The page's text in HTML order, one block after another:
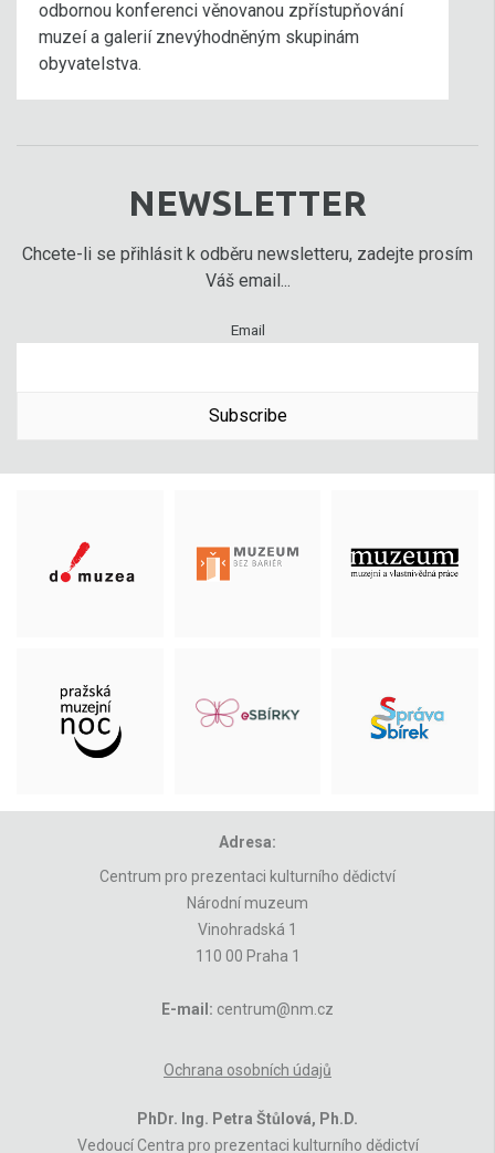
odbornou konferenci věnovanou zpřístupňování
muzeí a galerií znevýhodněným skupinám
obyvatelstva.
NEWSLETTER
Chcete-li se přihlásit k odběru newsletteru, zadejte prosím
Váš email...
Email
Subscribe
Adresa:
Centrum pro prezentaci kulturního dědictví
Národní muzeum
Vinohradská 1
110 00 Praha 1
E-mail: centrum@nm.cz
Ochrana osobních údajů
PhDr. Ing. Petra Štůlová, Ph.D.
Vedoucí Centra pro prezentaci kulturního dědictví